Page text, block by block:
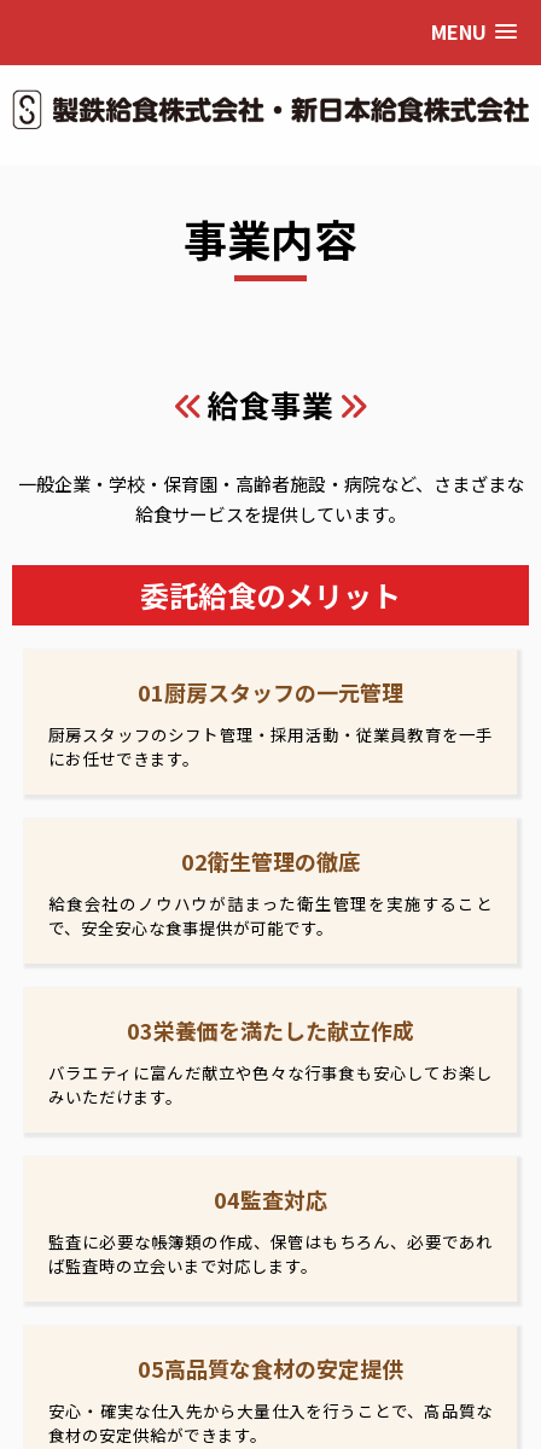
MENU
事業内容
給食事業
一般企業・学校・保育園・高齢者施設・病院など、さまざまな
給食サービスを提供しています。
委託給食のメリット
01厨房スタッフの一元管理
厨房スタッフのシフト管理・採用活動・従業員教育を一手
にお任せできます。
02衛生管理の徹底
給食会社のノウハウが詰まった衛生管理を実施すること
で、安全安心な食事提供が可能です。
03栄養価を満たした献立作成
バラエティに富んだ献立や色々な行事食も安心してお楽し
みいただけます。
04監査対応
監査に必要な帳簿類の作成、保管はもちろん、必要であれ
ば監査時の立会いまで対応します。
05高品質な食材の安定提供
安心・確実な仕入先から大量仕入を行うことで、高品質な
食材の安定供給ができます。